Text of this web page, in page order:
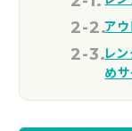
ア
レ
め